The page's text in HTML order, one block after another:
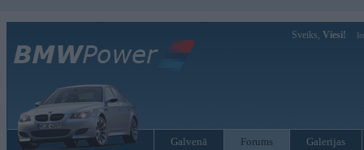
Sveiks, Viesi!
Galvenā Forums Galerijas